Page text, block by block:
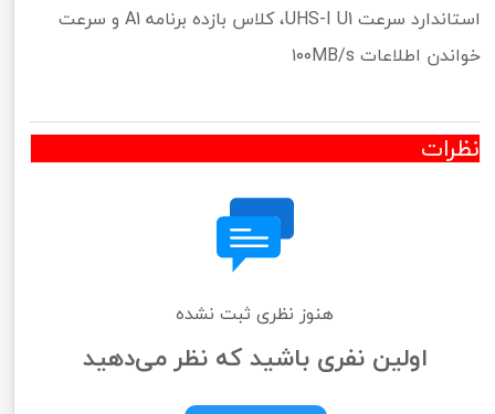
استاندارد سرعت UHS-I U1، کلاس بازده برنامه A1 و سرعت
خواندن اطلاعات ۱۰۰MB/s
نظرات
هنوز نظری ثبت نشده
اولین نفری باشید که نظر می‌دهید